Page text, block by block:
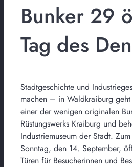
Bunker 29
Tag des
Stadtgeschichte und
machen – in Waldkraiburg
einer der wenigen originalen
Rüstungswerks Kraiburg und
Industriemuseum der Stadt.
Sonntag, den 14. September,
Türen für Besucherinnen und